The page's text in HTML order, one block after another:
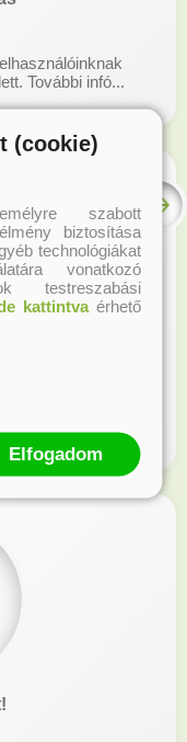
További infó...
(cookie)
szabott
biztosítása
technológiákat
vonatkozó
testreszabási
kattintvaérhető
Elfogadom